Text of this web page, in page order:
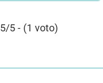
5/5 - (1 voto)